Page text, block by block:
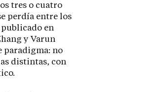
tres o cuatro
perdía entre los
en
y Varun
paradigma: no
distintas, con